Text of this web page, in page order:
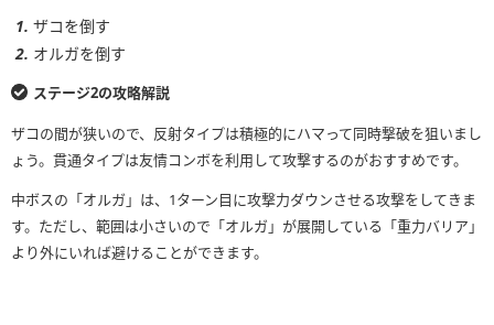
ザコを倒す
オルガを倒す
ステージ2の攻略解説
ザコの間が狭いので、反射タイプは積極的にハマって同時撃破を狙いまし
ょう。貫通タイプは友情コンボを利用して攻撃するのがおすすめです。
中ボスの「オルガ」は、1ターン目に攻撃力ダウンさせる攻撃をしてきま
す。ただし、範囲は小さいので「オルガ」が展開している「重力バリア」
より外にいれば避けることができます。